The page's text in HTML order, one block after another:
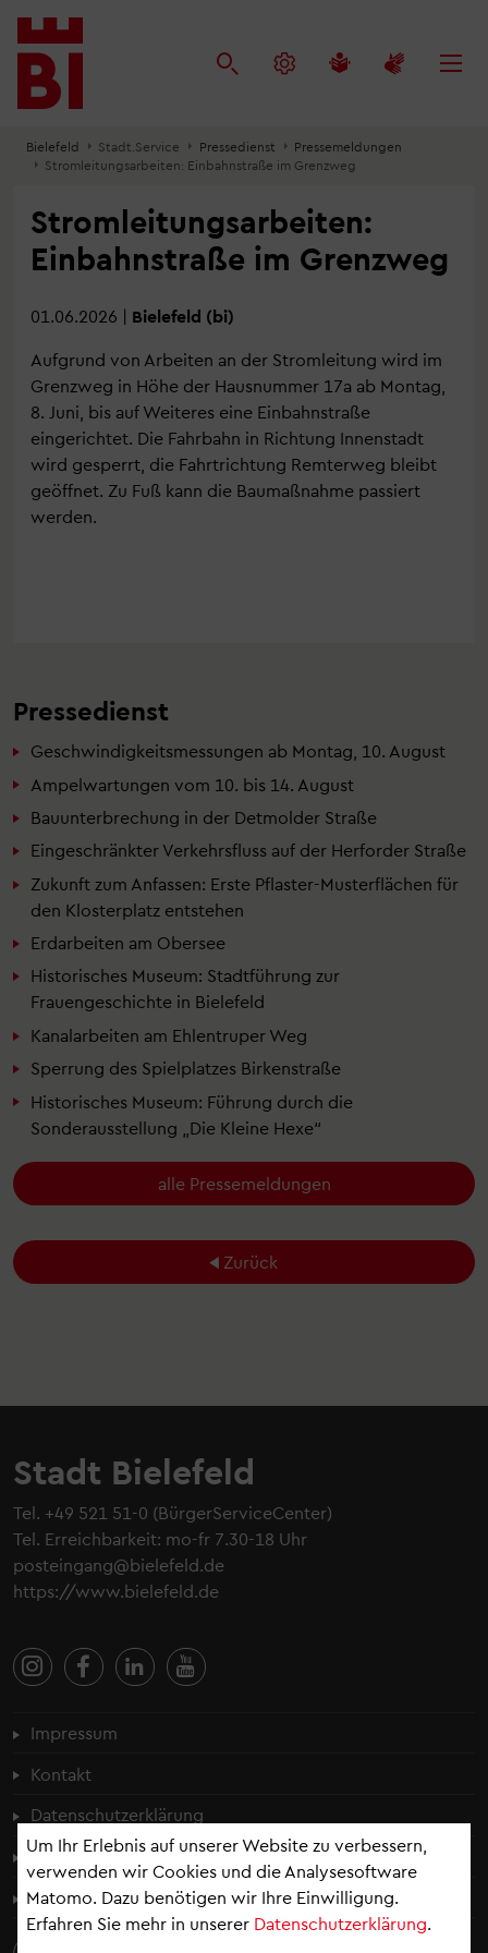
Um Ihr Erlebnis auf unserer Website zu verbessern,
verwenden wir Cookies und die Analysesoftware
Matomo. Dazu benötigen wir Ihre Einwilligung.
Erfahren Sie mehr in unserer Datenschutzerklärung.
Inhalt
anspringen
Menü
anspringen
Suche
anspringen
Bielefeld Stadt.Service Pressedienst
Pressemeldungen
Stromleitungsarbeiten: Einbahnstraße im Grenzweg
Stromleitungsarbeiten:
Einbahnstraße im Grenzweg
01.06.2026 | Bielefeld (bi)
Aufgrund von Arbeiten an der Stromleitung wird im
Grenzweg in Höhe der Hausnummer 17a ab Montag,
8. Juni, bis auf Weiteres eine Einbahnstraße
eingerichtet. Die Fahrbahn in Richtung Innenstadt
wird gesperrt, die Fahrtrichtung Remterweg bleibt
geöffnet. Zu Fuß kann die Baumaßnahme passiert
werden.
Pressedienst
Geschwindigkeitsmessungen ab Montag, 10. August
Ampelwartungen vom 10. bis 14. August
Bauunterbrechung in der Detmolder Straße
Eingeschränkter Verkehrsfluss auf der Herforder Straße
Zukunft zum Anfassen: Erste Pflaster-Musterflächen für
den Klosterplatz entstehen
Erdarbeiten am Obersee
Historisches Museum: Stadtführung zur
Frauengeschichte in Bielefeld
Kanalarbeiten am Ehlentruper Weg
Sperrung des Spielplatzes Birkenstraße
Historisches Museum: Führung durch die
Sonderausstellung „Die Kleine Hexe“
alle Pressemeldungen
Zurück
Stadt Bielefeld
Tel. +49 521 51-0 (BürgerServiceCenter)
Tel. Erreichbarkeit: mo-fr 7.30-18 Uhr
posteingang@bielefeld.de
https://www.bielefeld.de
Fußzeilenmenü
Impressum
Kontakt
Datenschutzerklärung
Cookie-Einstellungen
Erklärung zur Barrierefreiheit